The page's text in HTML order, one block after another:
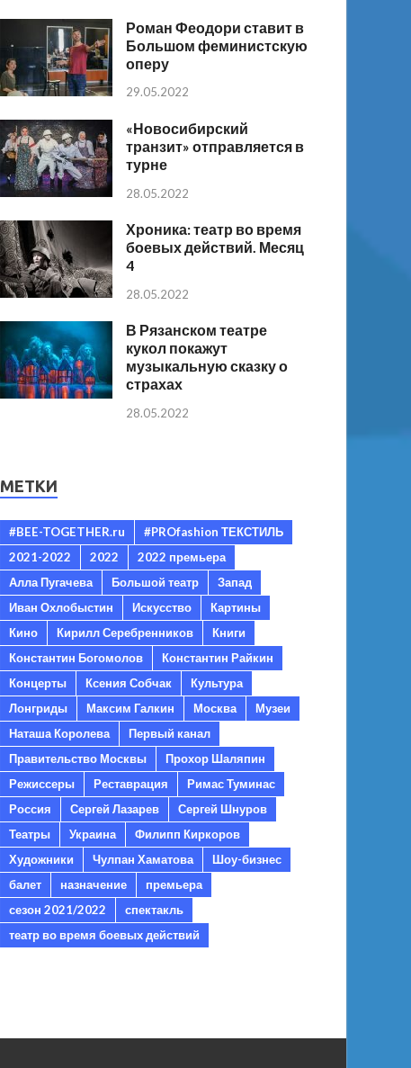
Роман Феодори ставит в
Большом феминистскую
оперу
29.05.2022
«Новосибирский
транзит» отправляется в
турне
28.05.2022
Хроника: театр во время
боевых действий. Месяц
4
28.05.2022
В Рязанском театре
кукол покажут
музыкальную сказку о
страхах
28.05.2022
МЕТКИ
#BEE-TOGETHER.ru
#PROfashion ТЕКСТИЛЬ
2021-2022
2022
2022 премьера
Алла Пугачева
Большой театр
Запад
Иван Охлобыстин
Искусство
Картины
Кино
Кирилл Серебренников
Книги
Константин Богомолов
Константин Райкин
Концерты
Ксения Собчак
Культура
Лонгриды
Максим Галкин Москва
Музеи
Наташа Королева
Первый канал
Правительство Москвы
Прохор Шаляпин
Режиссеры
Реставрация
Римас Туминас
Россия
Сергей Лазарев
Сергей Шнуров
Театры
Украина
Филипп Киркоров
Художники
Чулпан Хаматова
Шоу-бизнес
балет
назначение
премьера
сезон 2021/2022
спектакль
театр во время боевых действий